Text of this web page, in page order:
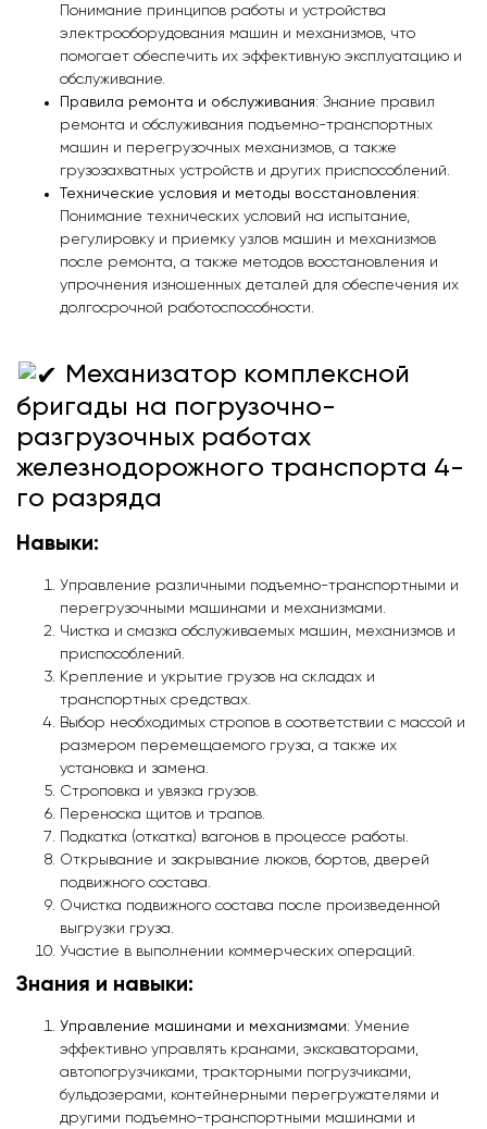
Понимание принципов работы и устройства
электрооборудования машин и механизмов, что
помогает обеспечить их эффективную эксплуатацию и
обслуживание.
Правила ремонта и обслуживания: Знание правил
ремонта и обслуживания подъемно-транспортных
машин и перегрузочных механизмов, а также
грузозахватных устройств и других приспособлений.
Технические условия и методы восстановления:
Понимание технических условий на испытание,
регулировку и приемку узлов машин и механизмов
после ремонта, а также методов восстановления и
упрочнения изношенных деталей для обеспечения их
долгосрочной работоспособности.
Механизатор комплексной
бригады на погрузочно-
разгрузочных работах
железнодорожного транспорта 4-
го разряда
Навыки:
Управление различными подъемно-транспортными и
перегрузочными машинами и механизмами.
Чистка и смазка обслуживаемых машин, механизмов и
приспособлений.
Крепление и укрытие грузов на складах и
транспортных средствах.
Выбор необходимых стропов в соответствии с массой и
размером перемещаемого груза, а также их
установка и замена.
Строповка и увязка грузов.
Переноска щитов и трапов.
Подкатка (откатка) вагонов в процессе работы.
Открывание и закрывание люков, бортов, дверей
подвижного состава.
Очистка подвижного состава после произведенной
выгрузки груза.
Участие в выполнении коммерческих операций.
Знания и навыки:
Управление машинами и механизмами: Умение
эффективно управлять кранами, экскаваторами,
автопогрузчиками, тракторными погрузчиками,
бульдозерами, контейнерными перегружателями и
другими подъемно-транспортными машинами и